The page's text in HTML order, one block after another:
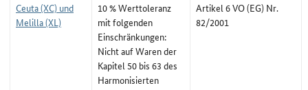
Ceuta (XC) und
Melilla (XL)
10 % Werttoleranz
mit folgenden
Einschränkungen:
Nicht auf Waren der
Kapitel 50 bis 63 des
Harmonisierten
Artikel 6 VO (EG) Nr.
82/2001